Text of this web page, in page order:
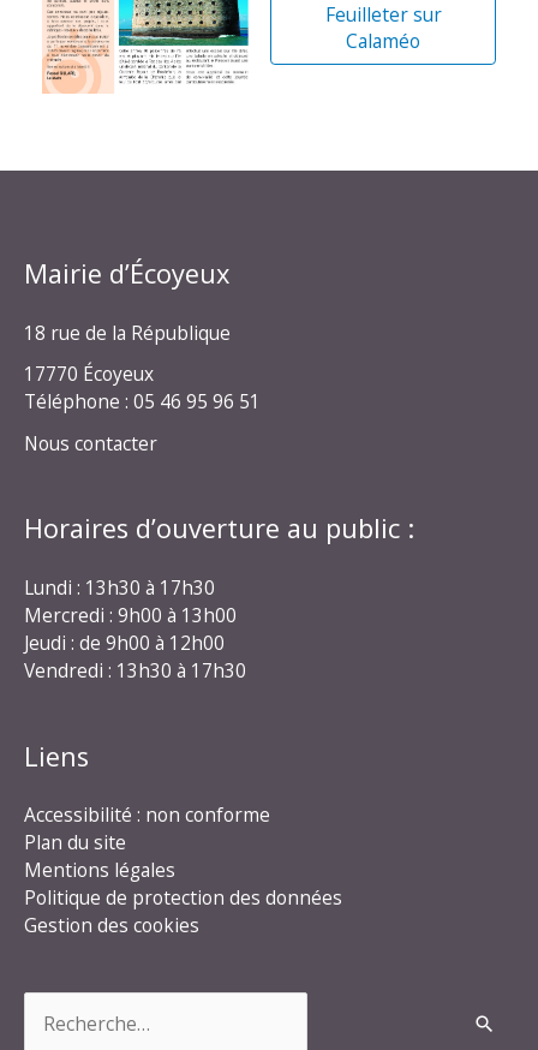
Feuilleter sur
Calaméo
Mairie d’Écoyeux
18 rue de la République
17770 Écoyeux
Téléphone : 05 46 95 96 51
Nous contacter
Horaires d’ouverture au public :
Lundi : 13h30 à 17h30
Mercredi : 9h00 à 13h00
Jeudi : de 9h00 à 12h00
Vendredi : 13h30 à 17h30
Liens
Accessibilité : non conforme
Plan du site
Mentions légales
Politique de protection des données
Gestion des cookies